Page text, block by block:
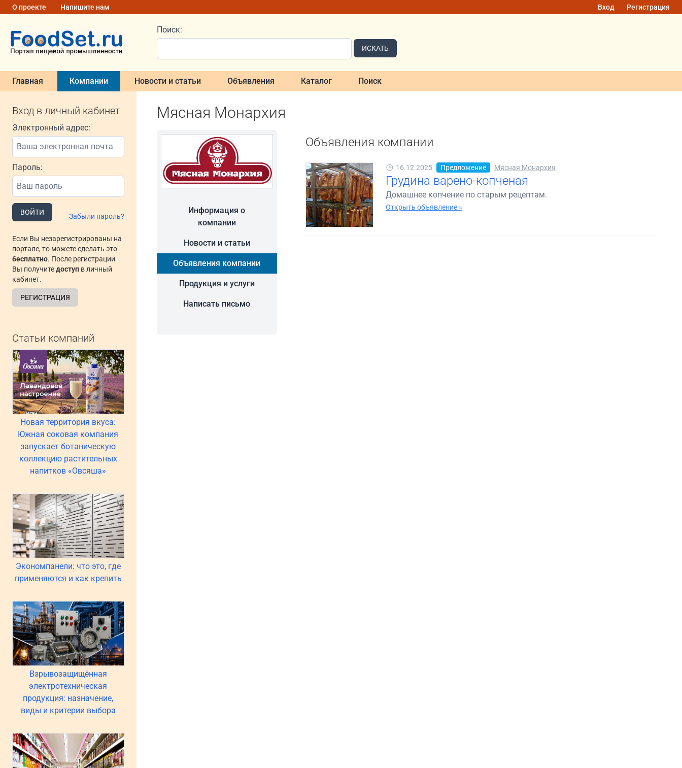
О проекте Напишите нам Вход Регистрация
Поиск:
ИСКАТЬ
Главная Компании Новости и статьи Объявления Каталог Поиск
Вход в личный кабинет
Электронный адрес:
Пароль:
ВОЙТИ Забыли пароль?
Если Вы незарегистрированы на
портале, то можете сделать это
бесплатно. После регистрации
Вы получитедоступ в личный
кабинет.
РЕГИСТРАЦИЯ
Статьи компаний
Новая территория вкуса:
Южная соковая компания
запускает ботаническую
коллекцию растительных
напитков «Овсяша»
Экономпанели: что это, где
применяются и как крепить
Взрывозащищённая
электротехническая
продукция: назначение,
виды и критерии выбора
Мясная Монархия
Информация о
компании
Новости и статьи
Объявления компании
Продукция и услуги
Написать письмо
Объявления компании
16.12.2025 Предложение Мясная Монархия
Грудина варено-копченая
Домашнее копчение по старым рецептам.
Открыть объявление »